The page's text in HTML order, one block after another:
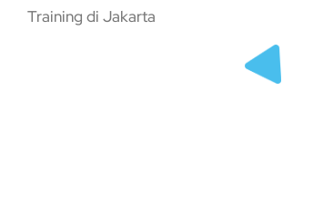
Training di Jakarta